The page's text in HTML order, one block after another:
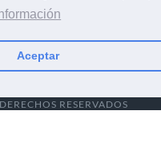
Aceptar
DERECHOS RESERVADOS